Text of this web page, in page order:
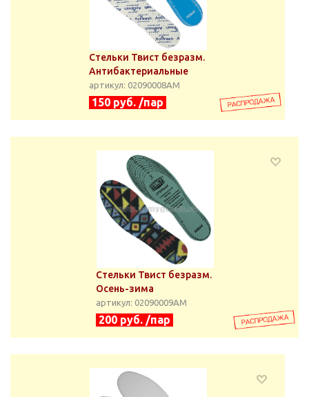
Стельки Твист безразм.
Антибактериальные
артикул: 02090008АМ
150 руб. /пар
Стельки Твист безразм.
Осень-зима
артикул: 02090009АМ
200 руб. /пар